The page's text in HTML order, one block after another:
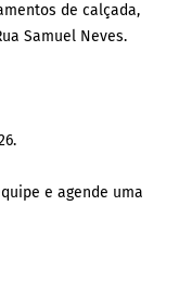
de calçada,
Samuel Neves.
e agende uma